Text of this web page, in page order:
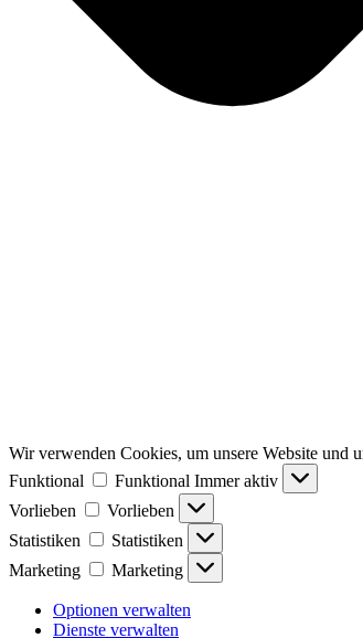
Wir verwenden Cookies, um unsere Website und
Funktional
Funktional Immer aktiv
Vorlieben
Vorlieben
Statistiken
Statistiken
Marketing
Marketing
Optionen verwalten
Dienste verwalten